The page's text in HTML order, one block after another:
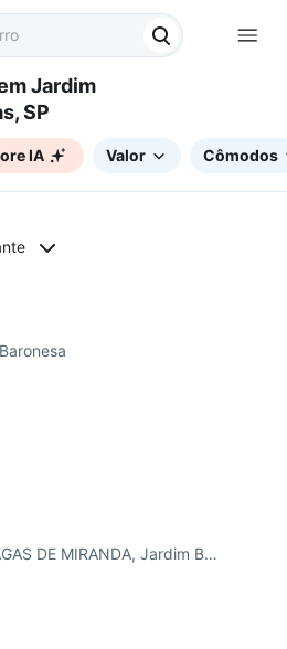
SP
IA Valor Cômodos
RUA DOM OTÁVIO CHAGAS DE MIRANDA, Jardim Baronesa